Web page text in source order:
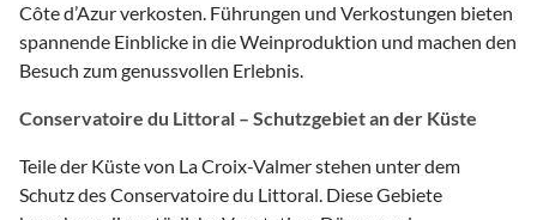
Côte d’Azur verkosten. Führungen und Verkostungen bieten
spannende Einblicke in die Weinproduktion und machen den
Besuch zum genussvollen Erlebnis.
Conservatoire du Littoral – Schutzgebiet an der Küste
Teile der Küste von La Croix-Valmer stehen unter dem
Schutz des Conservatoire du Littoral. Diese Gebiete